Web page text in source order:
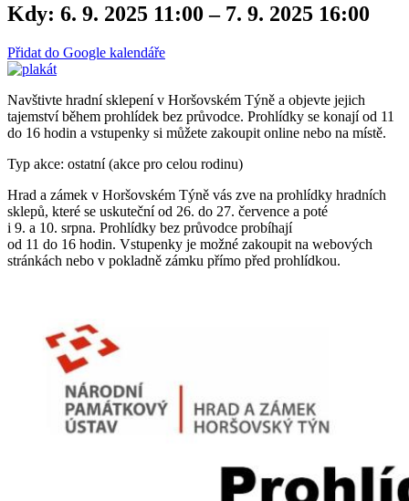
Kdy: 6. 9. 2025 11:00 – 7. 9. 2025 16:00
Přidat do Google kalendáře
Navštivte hradní sklepení v Horšovském Týně a objevte jejich
tajemství během prohlídek bez průvodce. Prohlídky se konají od 11
do 16 hodin a vstupenky si můžete zakoupit online nebo na místě.
Typ akce: ostatní (akce pro celou rodinu)
Hrad a zámek v Horšovském Týně vás zve na prohlídky hradních
sklepů, které se uskuteční od 26. do 27. července a poté
i 9. a 10. srpna. Prohlídky bez průvodce probíhají
od 11 do 16 hodin. Vstupenky je možné zakoupit na webových
stránkách nebo v pokladně zámku přímo před prohlídkou.